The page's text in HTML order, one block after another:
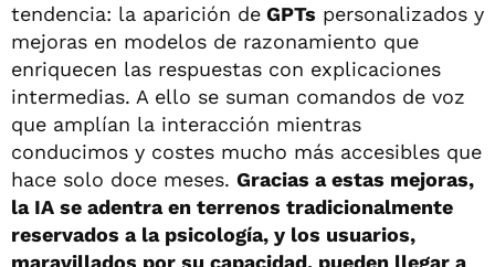
tendencia: la aparición de GPTs personalizados y
mejoras en modelos de razonamiento que
enriquecen las respuestas con explicaciones
intermedias. A ello se suman comandos de voz
que amplían la interacción mientras
conducimos y costes mucho más accesibles que
hace solo doce meses. Gracias a estas mejoras,
la IA se adentra en terrenos tradicionalmente
reservados a la psicología, y los usuarios,
maravillados por su capacidad, pueden llegar a